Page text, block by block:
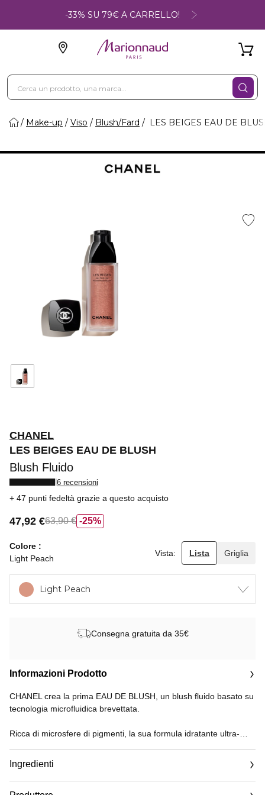
-33% SU 79€ A CARRELLO!
Make-up Viso Blush/Fard LES BEIGES EAU DE
CHANEL
LES BEIGES EAU DE BLUSH
Blush Fluido
6 recensioni
47 punti fedeltà grazie a questo acquisto
25%
47,92 €63,90 €
Colore
Light Peach
Vista: Lista Griglia
Light Peach
Consegna gratuita da 35€
Informazioni Prodotto
CHANEL crea la prima EAU DE BLUSH, un blush fluido basato su
tecnologia microfluidica brevettata.
Ricca di microsfere di pigmenti, la sua formula idratante ultra-
freschezza immediata e di confort duraturo. La consistenza del
blush fluido si fonde sulla pelle per un risultato all'insegna della
naturalezza e della leggerezza, donando un tocco di colore alle
Ingredienti